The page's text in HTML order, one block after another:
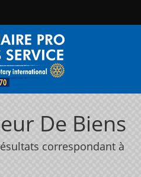
De Biens
correspondant à